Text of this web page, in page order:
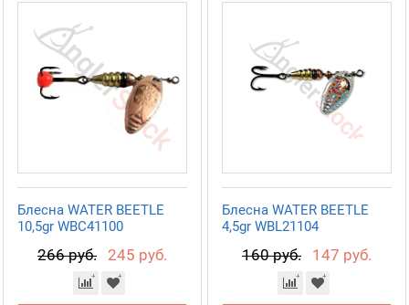
Блесна WATER BEETLE
10,5gr WBC41100
266 руб. 245 руб.
Блесна WATER BEETLE
4,5gr WBL21104
160 руб. 147 руб.